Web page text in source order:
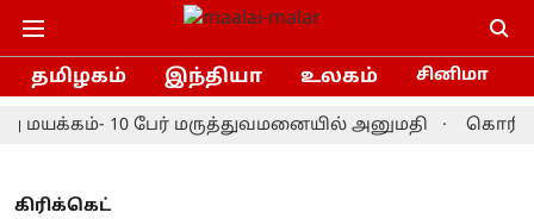
தமிழகம் இந்தியா உலகம் சினிமா
10 பேர் மருத்துவமனையில் அனுமதி கொரியா
கிரிக்கெட்